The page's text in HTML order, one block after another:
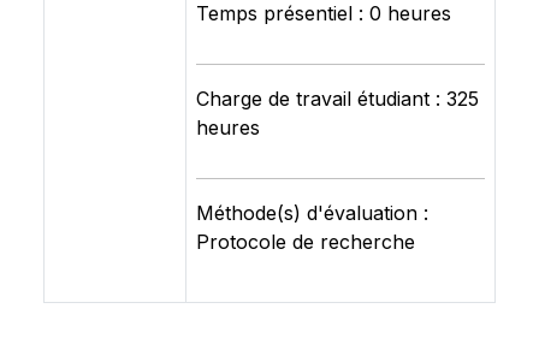
Temps présentiel : 0 heures
Charge de travail étudiant : 325
heures
Méthode(s) d'évaluation :
Protocole de recherche